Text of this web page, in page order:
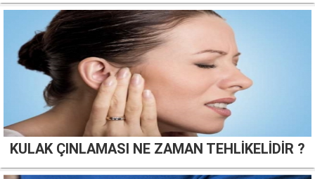
KULAK ÇINLAMASI NE ZAMAN TEHLİKELİDİR ?